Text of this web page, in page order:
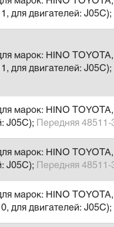
для двигателей: J05C);
марок: HINO
для двигателей: J05C);
марок: HINO
J05C);
Передняя 48511-
марок: HINO
J05C);
Передняя 48511-
марок: HINO
для двигателей: J05C);